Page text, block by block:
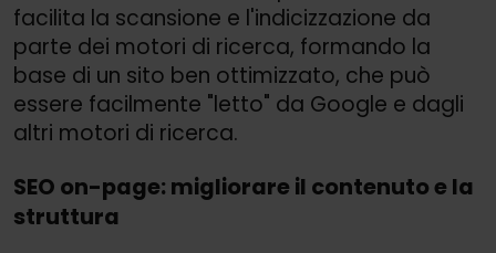
facilita la scansione e l'indicizzazione da
parte dei motori di ricerca, formando la
base di un sito ben ottimizzato, che può
essere facilmente "letto" da Google e dagli
altri motori di ricerca.
SEO on-page: migliorare il contenuto e la
struttura